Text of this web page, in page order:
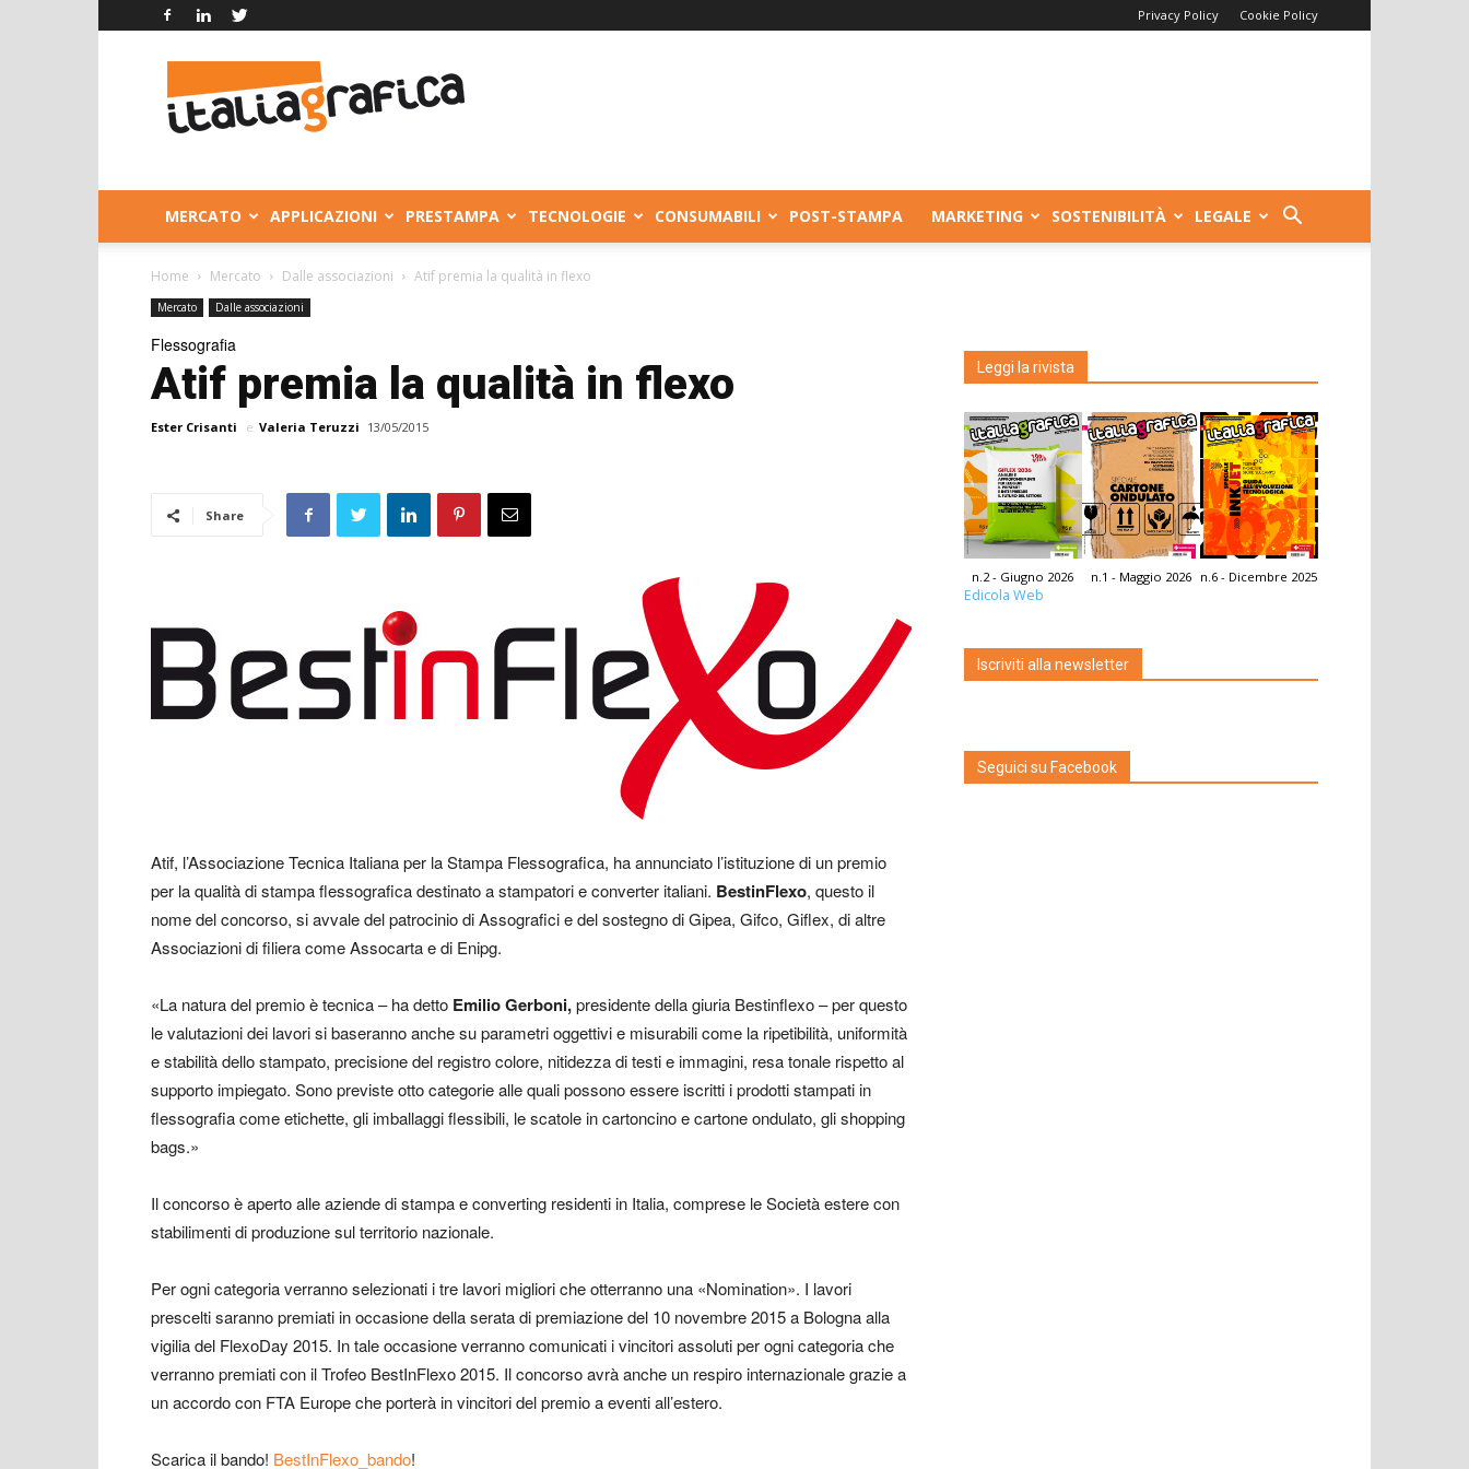
Privacy Policy Cookie Policy
Grafica
MERCATO APPLICAZIONI PRESTAMPA TECNOLOGIE CONSUMABILI POST-STAMPA MARKETING SOSTENIBILITÀ LEGALE
Home Mercato Dalle associazioni Atif premia la qualità in flexo
Mercato Dalle associazioni
Flessografia
Atif premia la qualità in flexo
Ester Crisanti e Valeria Teruzzi 13/05/2015
Share
Atif, l’Associazione Tecnica Italiana per la Stampa Flessografica, ha annunciato l’istituzione di un premio
per la qualità di stampa flessografica destinato a stampatori e converter italiani. BestinFlexo, questo il
nome del concorso, si avvale del patrocinio di Assografici e del sostegno di Gipea, Gifco, Giflex, di altre
Associazioni di filiera come Assocarta e di Enipg.
«La natura del premio è tecnica – ha detto Emilio Gerboni,presidente della giuria Bestinflexo – per questo
le valutazioni dei lavori si baseranno anche su parametri oggettivi e misurabili come la ripetibilità, uniformità
e stabilità dello stampato, precisione del registro colore, nitidezza di testi e immagini, resa tonale rispetto al
supporto impiegato. Sono previste otto categorie alle quali possono essere iscritti i prodotti stampati in
flessografia come etichette, gli imballaggi flessibili, le scatole in cartoncino e cartone ondulato, gli shopping
bags.»
Il concorso è aperto alle aziende di stampa e converting residenti in Italia, comprese le Società estere con
stabilimenti di produzione sul territorio nazionale.
Per ogni categoria verranno selezionati i tre lavori migliori che otterranno una «Nomination». I lavori
prescelti saranno premiati in occasione della serata di premiazione del 10 novembre 2015 a Bologna alla
vigilia del FlexoDay 2015. In tale occasione verranno comunicati i vincitori assoluti per ogni categoria che
verranno premiati con il Trofeo BestInFlexo 2015. Il concorso avrà anche un respiro internazionale grazie a
un accordo con FTA Europe che porterà in vincitori del premio a eventi all’estero.
Scarica il bando! BestInFlexo_bando!
Leggi la rivista
n.2 - Giugno 2026 n.1 - Maggio 2026 n.6 - Dicembre 2025
Edicola Web
Iscriviti alla newsletter
Seguici su Facebook